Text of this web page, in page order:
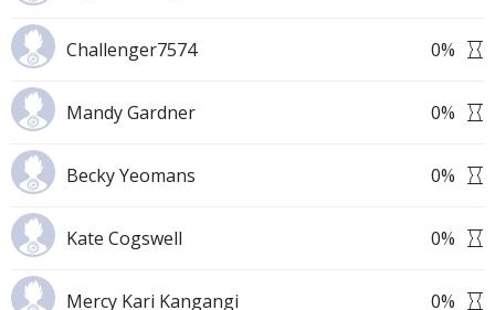
Challenger7574 0%
Mandy Gardner 0%
Becky Yeomans 0%
Kate Cogswell 0%
Mercy Kari Kangangi 0%